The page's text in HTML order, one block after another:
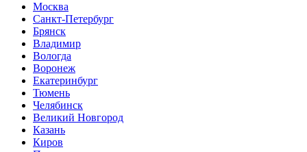
Москва
Санкт-Петербург
Брянск
Владимир
Вологда
Воронеж
Екатеринбург
Тюмень
Челябинск
Великий Новгород
Казань
Киров